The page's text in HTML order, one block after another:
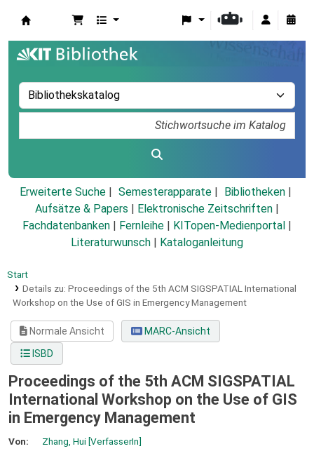
Erweiterte Suche Semesterapparate
Bibliotheken
Aufsätze & Papers
Elektronische Zeitschriften
Fachdatenbanken
Fernleihe KITopen-Medienportal
Literaturwunsch
Kataloganleitung
Start
Details zu: Proceedings of the 5th ACM SIGSPATIAL International
Workshop on the Use of GIS in Emergency Management
Normale Ansicht
MARC-Ansicht
ISBD
Proceedings of the 5th ACM SIGSPATIAL
International Workshop on the Use of GIS
in Emergency Management
Von: Zhang, Hui[VerfasserIn]